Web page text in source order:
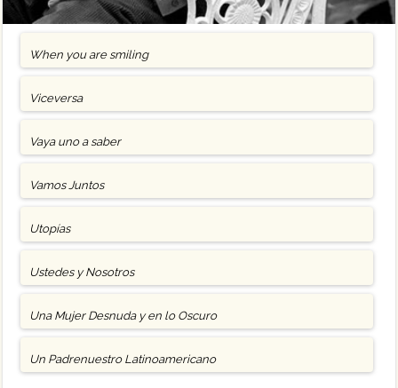
When you are smiling
Viceversa
Vaya uno a saber
Vamos Juntos
Utopías
Ustedes y Nosotros
Una Mujer Desnuda y en lo Oscuro
Un Padrenuestro Latinoamericano